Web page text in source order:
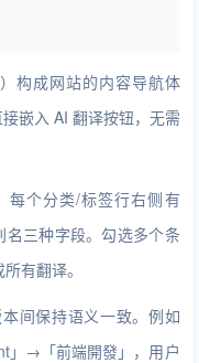
构成网站的内容导航体
嵌入 AI 翻译按钮，无需
每个分类/标签行右侧有
名三种字段。勾选多个条
有翻译。
间保持语义一致。例如
」→「前端開發」，用户